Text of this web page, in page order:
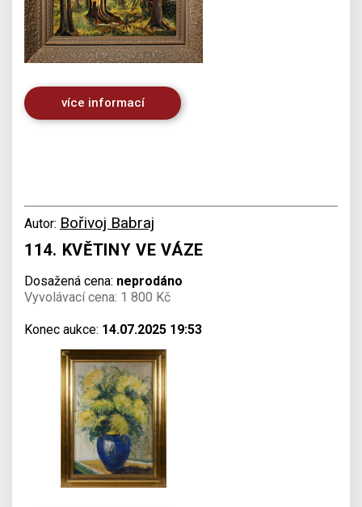
více informací
Autor: Bořivoj Babraj
114. KVĚTINY VE VÁZE
Dosažená cena: neprodáno
Vyvolávací cena: 1 800 Kč
Konec aukce: 14.07.2025 19:53